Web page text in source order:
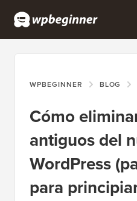
WPBEGINNER BLOG
Cómo
antiguos del
WordPress
para